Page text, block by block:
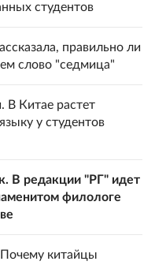
студентов
правильно ли
слово "седмица"
В Китае растет
у студентов
В редакции "РГ" идет
филологе
китайцы